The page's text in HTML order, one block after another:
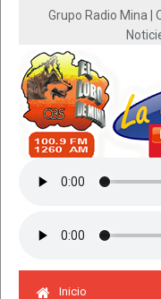
Grupo Radio Mina |
Inicio